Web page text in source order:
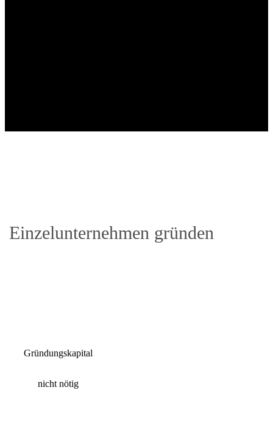
Einzelunternehmen gründen
Gründungskapital
nicht nötig